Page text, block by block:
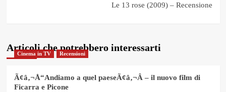
Le 13 rose (2009) – Recensione
Articoli che potrebbero interessarti
Cinema in TV Recensioni
Ã¢â‚¬Å“Andiamo a quel paeseÃ¢â‚¬Â – il nuovo film di
Ficarra e Picone